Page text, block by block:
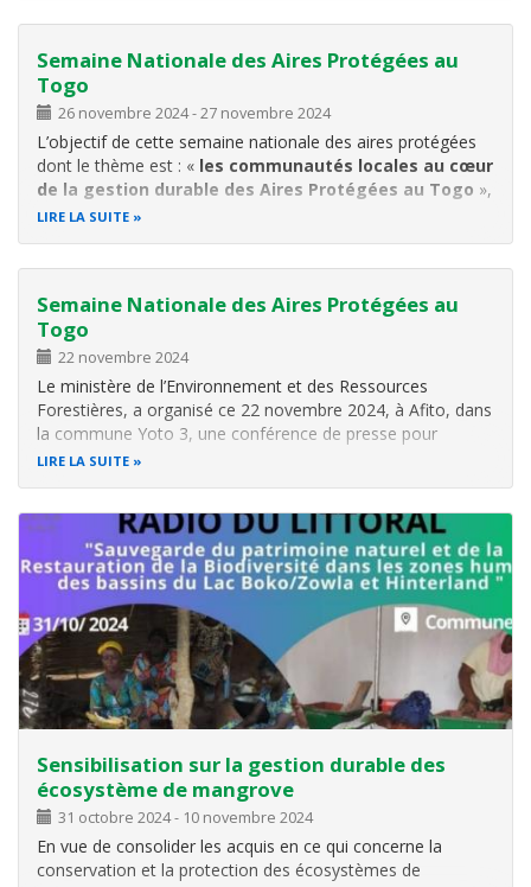
Semaine Nationale des Aires Protégées au
Togo
26 novembre 2024-27 novembre 2024
L’objectif de cette semaine nationale des aires protégées
dont le thème est : « les communautés locales au cœur
de la gestion durable des Aires Protégées au Togo »,
vise à susciter davantage l’adhésion des parties prenantes
LIRE LA SUITE
Semaine Nationale des Aires Protégées au
Togo
22 novembre 2024
Le ministère de l’Environnement et des Ressources
Forestières, a organisé ce 22 novembre 2024, à Afito, dans
la commune Yoto 3, une conférence de presse pour
annoncer la tenue, les 26 et 27 novembre prochains, à
Plac
LIRE LA SUITE
Sensibilisation sur la gestion durable des
écosystème de mangrove
31 octobre 2024- 10 novembre 2024
En vue de consolider les acquis en ce qui concerne la
conservation et la protection des écosystèmes de